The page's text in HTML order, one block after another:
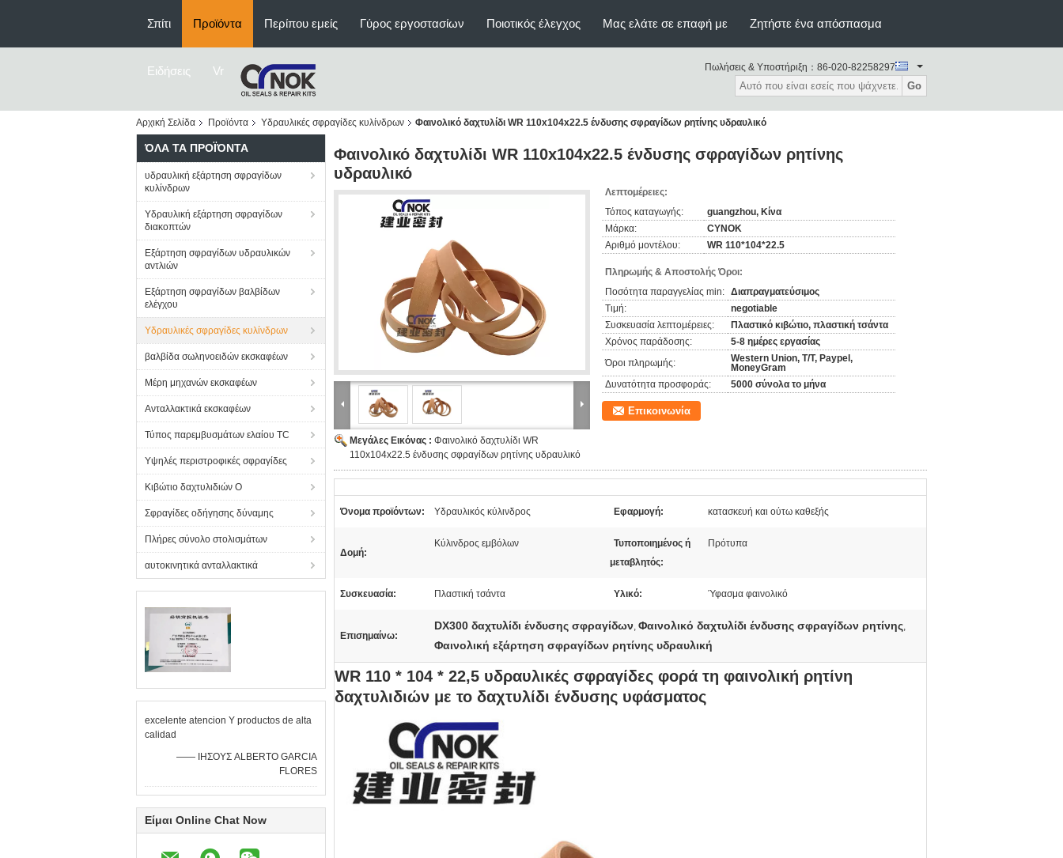
Σπίτι Προϊόντα Περίπου εμείς Γύρος εργοστασίων Ποιοτικός έλεγχος Μας ελάτε σε επαφή με Ζητήστε ένα απόσπασμα
Ειδήσεις Vr Πωλήσεις & Υποστήριξη： 86-020-82258297
Go
Αρχική Σελίδα Προϊόντα Υδραυλικές σφραγίδες κυλίνδρων Φαινολικό δαχτυλίδι WR 110x104x22.5 ένδυσης σφραγίδων ρητίνης υδραυλικό
ΌΛΑ ΤΑ ΠΡΟΪΌΝΤΑ
υδραυλική εξάρτηση σφραγίδων
κυλίνδρων
Υδραυλική εξάρτηση σφραγίδων
διακοπτών
Εξάρτηση σφραγίδων υδραυλικών
αντλιών
Εξάρτηση σφραγίδων βαλβίδων
ελέγχου
Υδραυλικές σφραγίδες κυλίνδρων
βαλβίδα σωληνοειδών εκσκαφέων
Μέρη μηχανών εκσκαφέων
Ανταλλακτικά εκσκαφέων
Τύπος παρεμβυσμάτων ελαίου TC
Υψηλές περιστροφικές σφραγίδες
Κιβώτιο δαχτυλιδιών Ο
Σφραγίδες οδήγησης δύναμης
Πλήρες σύνολο στολισμάτων
αυτοκινητικά ανταλλακτικά
excelente atencion Υ productos de alta
calidad
—— ΙΗΣΟΥΣ ALBERTO GARCIA
FLORES
Είμαι Online Chat Now
Φαινολικό δαχτυλίδι WR 110x104x22.5 ένδυσης σφραγίδων ρητίνης
υδραυλικό
Μεγάλες Εικόνας : Φαινολικό δαχτυλίδι WR
110x104x22.5 ένδυσης σφραγίδων ρητίνης υδραυλικό
Λεπτομέρειες:
Τόπος καταγωγής:
guangzhou, Κίνα
Μάρκα:
CYNOK
Αριθμό μοντέλου:
WR 110*104*22.5
Πληρωμής & Αποστολής Όροι:
Ποσότητα παραγγελίας min: Διαπραγματεύσιμος
Τιμή:
negotiable
Συσκευασία λεπτομέρειες:
Πλαστικό κιβώτιο, πλαστική τσάντα
Χρόνος παράδοσης:
5-8 ημέρες εργασίας
Όροι πληρωμής:
Western Union, T/T, Paypel,
MoneyGram
Δυνατότητα προσφοράς:
5000 σύνολα το μήνα
Επικοινωνία
Όνομα προϊόντων: Υδραυλικός κύλινδρος Εφαρμογή: κατασκευή και ούτω καθεξής
Δομή:
Κύλινδρος εμβόλων
Τυποποιημένος ή
μεταβλητός:
Πρότυπα
Συσκευασία: Πλαστική τσάντα Υλικό: Ύφασμα φαινολικό
Επισημαίνω:
DX300 δαχτυλίδι ένδυσης σφραγίδων, Φαινολικό δαχτυλίδι ένδυσης σφραγίδων ρητίνης,
Φαινολική εξάρτηση σφραγίδων ρητίνης υδραυλική
WR 110 * 104 * 22,5 υδραυλικές σφραγίδες φορά τη φαινολική ρητίνη
δαχτυλιδιών με το δαχτυλίδι ένδυσης υφάσματος